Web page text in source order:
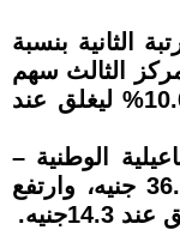
الثانية بنسبة
ثم بالمركز الثالث سهم
بنك قطر الوطني الأهلي بارتفاع 10.6% ليغلق عند
الوطنية –
فوديكو" بنسبة 7.9% ليغلق عند 36.6 جنيه، وارتفع